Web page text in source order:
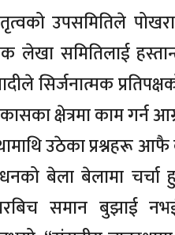
उपसमितिले
लेखा समितिलाई
सिर्जनात्मक
क्षेत्रमा काम गर्न
उठेका प्रश्नहरू
बेला बेलामा
समान बुझाई